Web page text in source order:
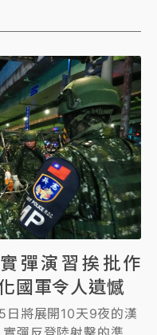
彈演習挨批作
國軍令人遺憾
日將展開10天9夜的漢